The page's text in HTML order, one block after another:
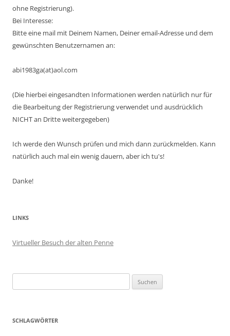
ohne Registrierung).
Bei Interesse:
Bitte eine mail mit Deinem Namen, Deiner email-Adresse und dem
gewünschten Benutzernamen an:
abi1983ga(at)aol.com
(Die hierbei eingesandten Informationen werden natürlich nur für
die Bearbeitung der Registrierung verwendet und ausdrücklich
NICHT an Dritte weitergegeben)
Ich werde den Wunsch prüfen und mich dann zurückmelden. Kann
natürlich auch mal ein wenig dauern, aber ich tu's!
Danke!
LINKS
Virtueller Besuch der alten Penne
nach:
SCHLAGWÖRTER